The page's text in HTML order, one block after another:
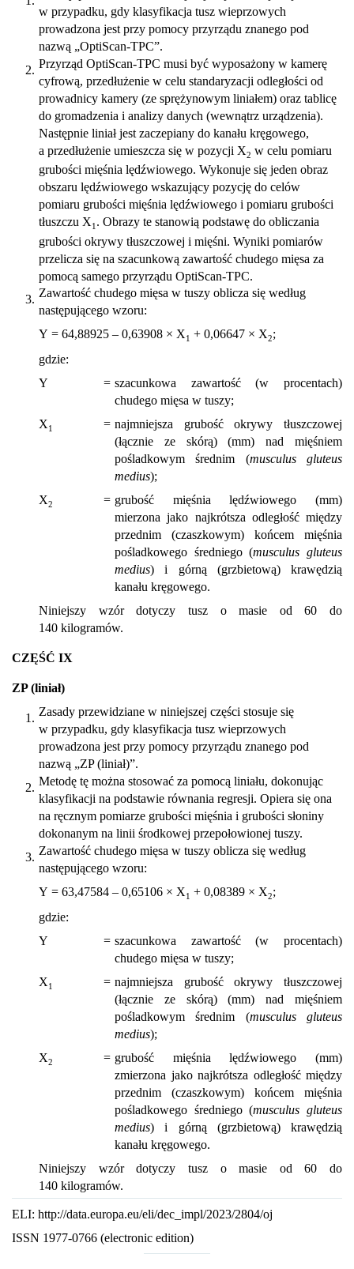
w przypadku, gdy klasyfikacja tusz wieprzowych
prowadzona jest przy pomocy przyrządu znanego pod
nazwą „OptiScan-TPC”.
2. Przyrząd OptiScan-TPC musi być wyposażony w kamerę
cyfrową, przedłużenie w celu standaryzacji odległości od
prowadnicy kamery (ze sprężynowym liniałem) oraz tablicę
do gromadzenia i analizy danych (wewnątrz urządzenia).
Następnie liniał jest zaczepiany do kanału kręgowego,
a przedłużenie umieszcza się w pozycji X2 w celu pomiaru
grubości mięśnia lędźwiowego. Wykonuje się jeden obraz
obszaru lędźwiowego wskazujący pozycję do celów
pomiaru grubości mięśnia lędźwiowego i pomiaru grubości
tłuszczu X1. Obrazy te stanowią podstawę do obliczania
grubości okrywy tłuszczowej i mięśni. Wyniki pomiarów
przelicza się na szacunkową zawartość chudego mięsa za
pomocą samego przyrządu OptiScan-TPC.
3. Zawartość chudego mięsa w tuszy oblicza się według
następującego wzoru:
Y = 64,88925 – 0,63908 × X1 + 0,06647 × X2;
gdzie:
Y
= szacunkowa zawartość (w procentach)
chudego mięsa w tuszy;
X1 = najmniejsza grubość okrywy tłuszczowej
(łącznie ze skórą) (mm) nad mięśniem
pośladkowym średnim (musculus gluteus
medius);
X2 = grubość mięśnia lędźwiowego (mm)
mierzona jako najkrótsza odległość między
przednim (czaszkowym) końcem mięśnia
pośladkowego średniego (musculus gluteus
medius) i górną (grzbietową) krawędzią
kanału kręgowego.
Niniejszy wzór dotyczy tusz o masie od 60 do
140 kilogramów.
CZĘŚĆ IX
ZP (liniał)
1. Zasady przewidziane w niniejszej części stosuje się
w przypadku, gdy klasyfikacja tusz wieprzowych
prowadzona jest przy pomocy przyrządu znanego pod
nazwą „ZP (liniał)”.
2. Metodę tę można stosować za pomocą liniału, dokonując
klasyfikacji na podstawie równania regresji. Opiera się ona
na ręcznym pomiarze grubości mięśnia i grubości słoniny
dokonanym na linii środkowej przepołowionej tuszy.
3. Zawartość chudego mięsa w tuszy oblicza się według
następującego wzoru:
Y = 63,47584 – 0,65106 × X1 + 0,08389 × X2;
gdzie:
Y
= szacunkowa zawartość (w procentach)
chudego mięsa w tuszy;
X1 = najmniejsza grubość okrywy tłuszczowej
(łącznie ze skórą) (mm) nad mięśniem
pośladkowym średnim (musculus gluteus
medius);
X2 = grubość mięśnia lędźwiowego (mm)
zmierzona jako najkrótsza odległość między
przednim (czaszkowym) końcem mięśnia
pośladkowego średniego (musculus gluteus
medius) i górną (grzbietową) krawędzią
kanału kręgowego.
Niniejszy wzór dotyczy tusz o masie od 60 do
140 kilogramów.
ELI: http://data.europa.eu/eli/dec_impl/2023/2804/oj
ISSN 1977-0766 (electronic edition)